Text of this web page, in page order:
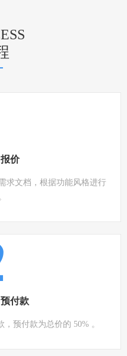
价
求文档，根据功能风格进行
付款
预付款为总价的 50% 。